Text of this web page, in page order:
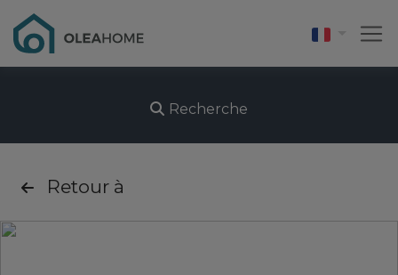
Recherche
Retour à